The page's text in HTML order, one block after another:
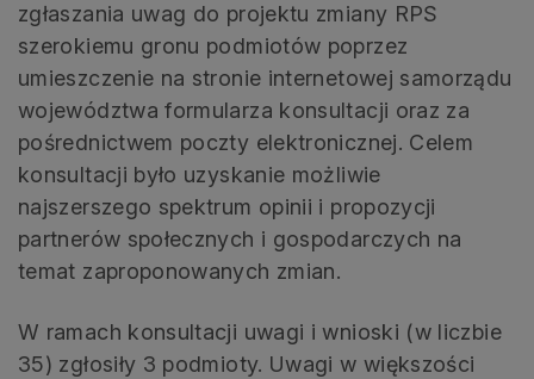
zgłaszania uwag do projektu zmiany RPS
szerokiemu gronu podmiotów poprzez
umieszczenie na stronie internetowej samorządu
województwa formularza konsultacji oraz za
pośrednictwem poczty elektronicznej. Celem
konsultacji było uzyskanie możliwie
najszerszego spektrum opinii i propozycji
partnerów społecznych i gospodarczych na
temat zaproponowanych zmian.
W ramach konsultacji uwagi i wnioski (w liczbie
35) zgłosiły 3 podmioty. Uwagi w większości